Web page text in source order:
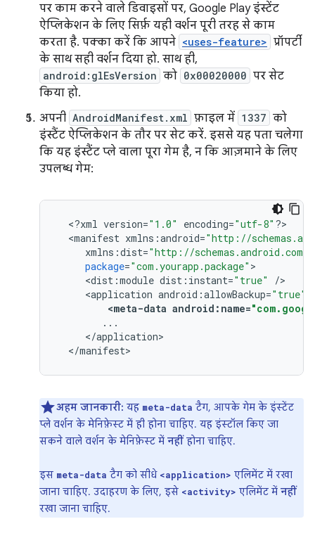
पर काम करने वाले डिवाइसों पर, Google Play इंस्टेंट
ऐप्लिकेशन के लिए सिर्फ़ यही वर्शन पूरी तरह से काम
करता है. पक्का करें कि आपने <uses-feature> प्रॉपर्टी
के साथ सही वर्शन दिया हो. साथ ही,
android:glEsVersion को 0x00020000 पर सेट
किया हो.
अपनी AndroidManifest.xml फ़ाइल में 1337 को
इंस्टैंट ऐप्लिकेशन के तौर पर सेट करें. इससे यह पता चलेगा
कि यह इंस्टैंट प्ले वाला पूरा गेम है, न कि आज़माने के लिए
उपलब्ध गेम:
<?xml version="1.0" encoding="utf-8" ?>
<manifest xmlns :android="http://
xmlns :dist="http://
package="com.yourapp.package" >
<dist :module dist : instant="true" />
<application android :allowBackup="true"
<meta-data android : name=
...
</application>
</manifest>
अहम जानकारी: यह meta-data टैग, आपके गेम के इंस्टेंट
प्ले वर्शन के मेनिफ़ेस्ट में ही होना चाहिए. यह इंस्टॉल किए जा
सकने वाले वर्शन के मेनिफ़ेस्ट में नहीं होना चाहिए.
इस meta-data टैग को सीधे <application> एलिमेंट में रखा
जाना चाहिए. उदाहरण के लिए, इसे <activity> एलिमेंट में नहीं
रखा जाना चाहिए.